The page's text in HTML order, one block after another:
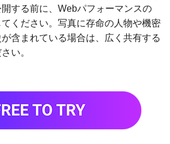
する前に、Webパフォーマンスの
ください。写真に存命の人物や機密
含まれている場合は、広く共有する
い。